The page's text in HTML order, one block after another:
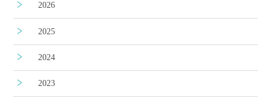
2026
2025
2024
2023